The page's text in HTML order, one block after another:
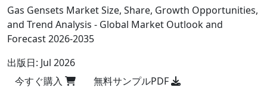
Gas Gensets Market Size, Share, Growth Opportunities,
and Trend Analysis - Global Market Outlook and
Forecast 2026-2035
出版日: Jul 2026
今すぐ購入
無料サンプルPDF